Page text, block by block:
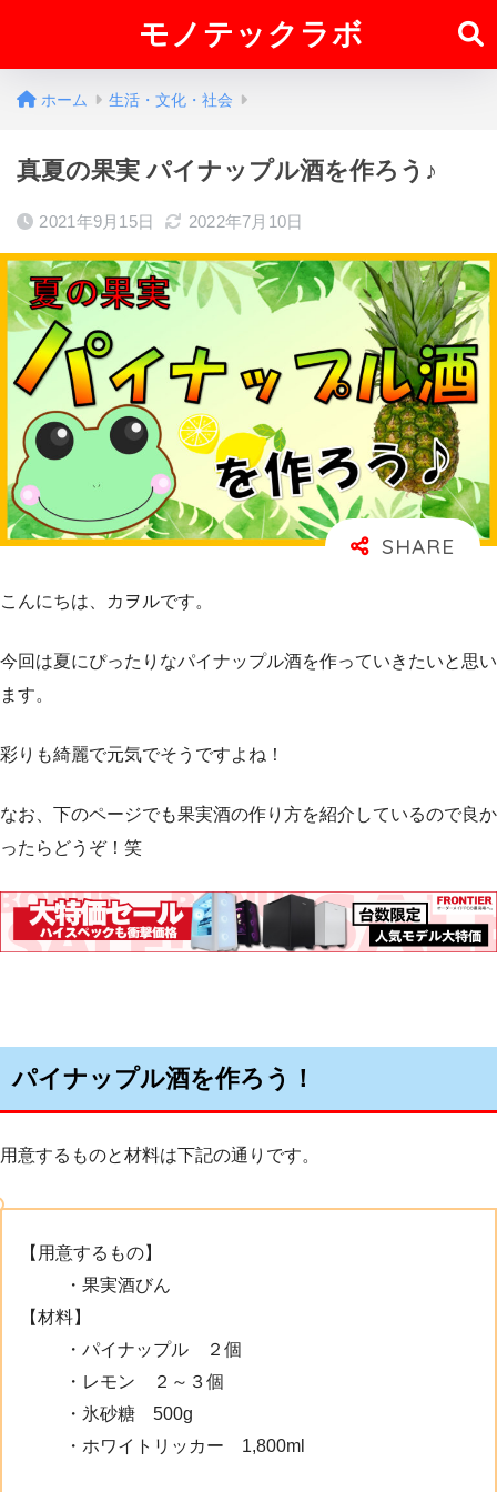
モノテックラボ
ホーム 生活・文化・社会
真夏の果実 パイナップル酒を作ろう♪
2021年9月15日 2022年7月10日
こんにちは、カヲルです。
今回は夏にぴったりなパイナップル酒を作っていきたいと思い
ます。
彩りも綺麗で元気でそうですよね！
なお、下のページでも果実酒の作り方を紹介しているので良か
ったらどうぞ！笑
パイナップル酒を作ろう！
用意するものと材料は下記の通りです。
【用意するもの】
・果実酒びん
【材料】
・パイナップル ２個
・レモン ２～３個
・氷砂糖 500g
・ホワイトリッカー 1,800ml